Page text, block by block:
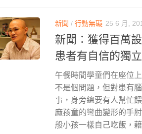
新聞 / 行動無礙 25 6 月,
新聞：獲得百萬
患者有自信的獨
午餐時間學童們在座位
不是個問題，但對患有
事，身旁總要有人幫忙
麻孩童的彎曲變形的手
般小孩一樣自己吃飯，